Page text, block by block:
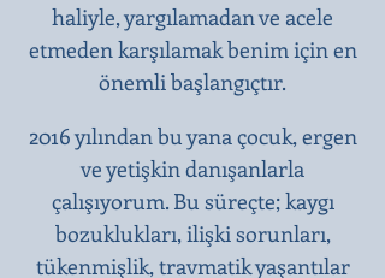
haliyle, yargılamadan ve acele
etmeden karşılamak benim için en
önemli başlangıçtır.​
2016 yılından bu yana çocuk, ergen
ve yetişkin danışanlarla
çalışıyorum. Bu süreçte; kaygı
bozuklukları, ilişki sorunları,
tükenmişlik, travmatik yaşantılar